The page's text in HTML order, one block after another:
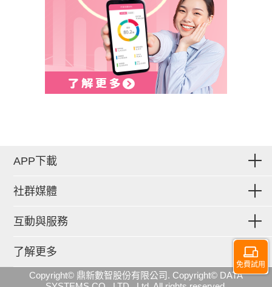
免費試用
APP下載
社群媒體
互動與服務
了解更多
Copyright© 鼎新數智股份有限公司. Copyright© DATA